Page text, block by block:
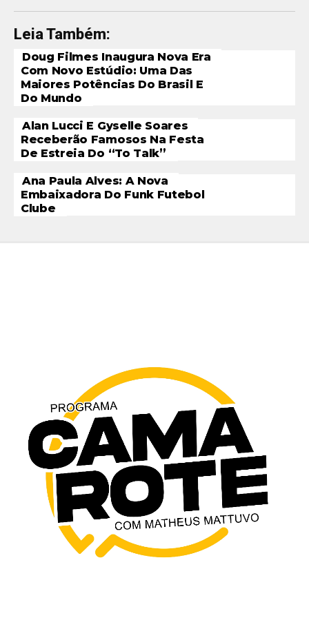
Leia Também:
Doug Filmes Inaugura Nova Era
Com Novo Estúdio: Uma Das
Maiores Potências Do Brasil E
Do Mundo
Alan Lucci E Gyselle Soares
Receberão Famosos Na Festa
De Estreia Do “To Talk”
Ana Paula Alves: A Nova
Embaixadora Do Funk Futebol
Clube